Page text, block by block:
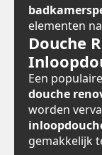
elementen
Douche
Een
douche
worden
gemakkelijk